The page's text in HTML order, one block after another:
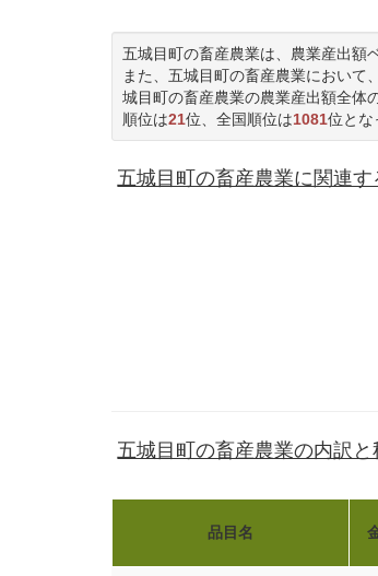
五城目町の畜産農業は、農業産出額
また、五城目町の畜産農業において
城目町の畜産農業の農業産出額全体
順位は21位、全国順位は1081位とな
五城目町の畜産農業に関連
五城目町の畜産農業の内訳
品目名